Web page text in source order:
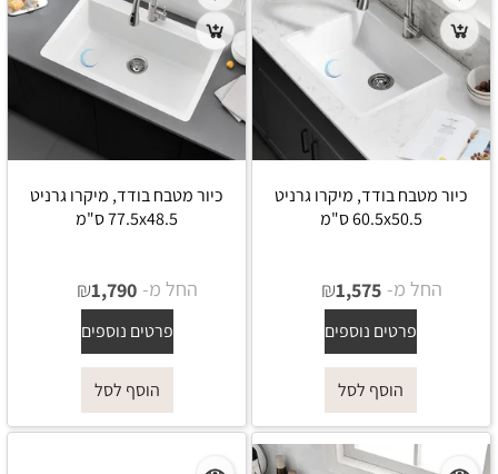
כיור מטבח בודד, מיקרו גרניט
60.5x50.5 ס"מ
החל מ- ₪1,575
פרטים נוספים
הוסף לסל
כיור מטבח בודד, מיקרו גרניט
77.5x48.5 ס"מ
החל מ- ₪1,790
פרטים נוספים
הוסף לסל